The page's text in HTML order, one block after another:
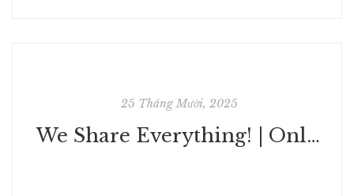
25 Tháng Mười, 2025
We Share Everything! | Online Read